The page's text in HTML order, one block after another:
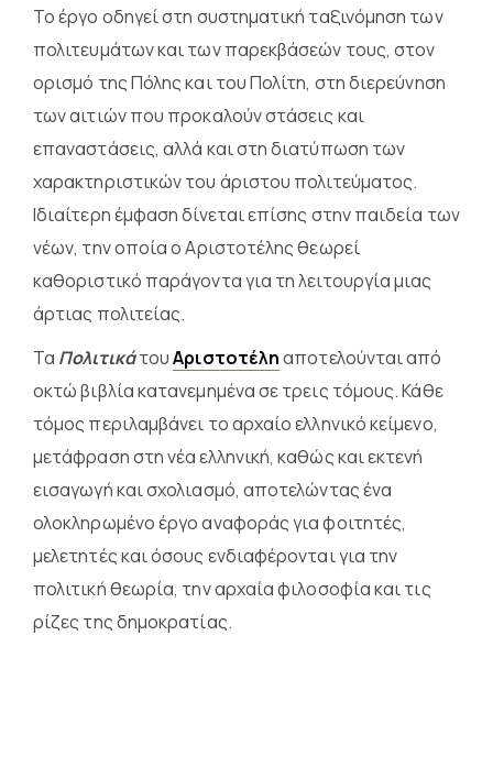
Το έργο οδηγεί στη συστηματική ταξινόμηση των
πολιτευμάτων και των παρεκβάσεών τους, στον
ορισμό της Πόλης και του Πολίτη, στη διερεύνηση
των αιτιών που προκαλούν στάσεις και
επαναστάσεις, αλλά και στη διατύπωση των
χαρακτηριστικών του άριστου πολιτεύματος.
Ιδιαίτερη έμφαση δίνεται επίσης στην παιδεία των
νέων, την οποία ο Αριστοτέλης θεωρεί
καθοριστικό παράγοντα για τη λειτουργία μιας
άρτιας πολιτείας.
Τα ΠολιτικάτουΑριστοτέληαποτελούνται από
οκτώ βιβλία κατανεμημένα σε τρεις τόμους. Κάθε
τόμος περιλαμβάνει το αρχαίο ελληνικό κείμενο,
μετάφραση στη νέα ελληνική, καθώς και εκτενή
εισαγωγή και σχολιασμό, αποτελώντας ένα
ολοκληρωμένο έργο αναφοράς για φοιτητές,
μελετητές και όσους ενδιαφέρονται για την
πολιτική θεωρία, την αρχαία φιλοσοφία και τις
ρίζες της δημοκρατίας.